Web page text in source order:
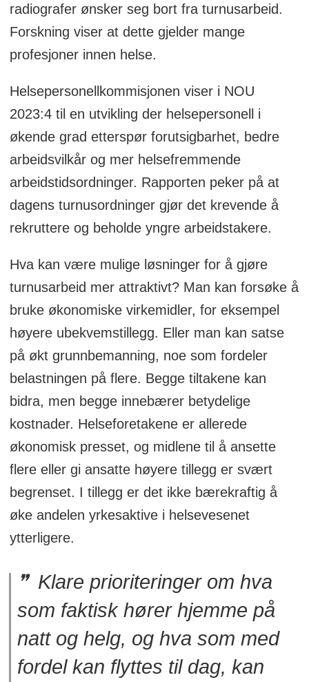
radiografer ønsker seg bort fra turnusarbeid.
Forskning viser at dette gjelder mange
profesjoner innen helse.
Helsepersonellkommisjonen viser i NOU
2023:4 til en utvikling der helsepersonell i
økende grad etterspør forutsigbarhet, bedre
arbeidsvilkår og mer helsefremmende
arbeidstidsordninger. Rapporten peker på at
dagens turnusordninger gjør det krevende å
rekruttere og beholde yngre arbeidstakere.
Hva kan være mulige løsninger for å gjøre
turnusarbeid mer attraktivt? Man kan forsøke å
bruke økonomiske virkemidler, for eksempel
høyere ubekvemstillegg. Eller man kan satse
på økt grunnbemanning, noe som fordeler
belastningen på flere. Begge tiltakene kan
bidra, men begge innebærer betydelige
kostnader. Helseforetakene er allerede
økonomisk presset, og midlene til å ansette
flere eller gi ansatte høyere tillegg er svært
begrenset. I tillegg er det ikke bærekraftig å
øke andelen yrkesaktive i helsevesenet
ytterligere.
Klare prioriteringer om hva
som faktisk hører hjemme på
natt og helg, og hva som med
fordel kan flyttes til dag, kan